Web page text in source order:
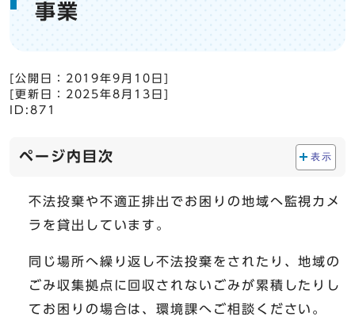
事業
[公開日： 2019年9月10日
[更新日： 2025年8月13日
ID:871
ページ内目次 表示
不法投棄や不適正排出でお困りの地域へ監視カメ
ラを貸出しています。
同じ場所へ繰り返し不法投棄をされたり、地域の
ごみ収集拠点に回収されないごみが累積したりし
てお困りの場合は、環境課へご相談ください。